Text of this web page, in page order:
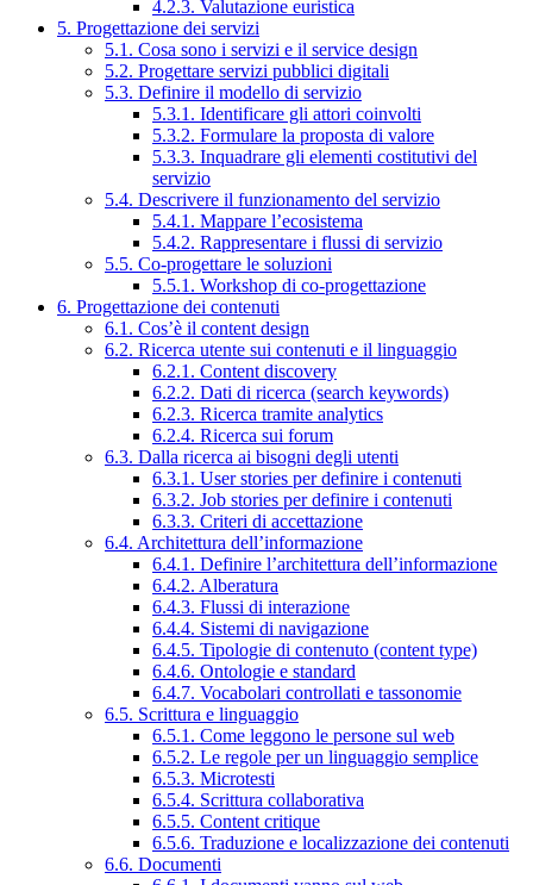
4.2.3. Valutazione euristica
5. Progettazione dei servizi
5.1. Cosa sono i servizi e il service design
5.2. Progettare servizi pubblici digitali
5.3. Definire il modello di servizio
5.3.1. Identificare gli attori coinvolti
5.3.2. Formulare la proposta di valore
5.3.3. Inquadrare gli elementi costitutivi del
servizio
5.4. Descrivere il funzionamento del servizio
5.4.1. Mappare l’ecosistema
5.4.2. Rappresentare i flussi di servizio
5.5. Co-progettare le soluzioni
5.5.1. Workshop di co-progettazione
6. Progettazione dei contenuti
6.1. Cos’è il content design
6.2. Ricerca utente sui contenuti e il linguaggio
6.2.1. Content discovery
6.2.2. Dati di ricerca (search keywords)
6.2.3. Ricerca tramite analytics
6.2.4. Ricerca sui forum
6.3. Dalla ricerca ai bisogni degli utenti
6.3.1. User stories per definire i contenuti
6.3.2. Job stories per definire i contenuti
6.3.3. Criteri di accettazione
6.4. Architettura dell’informazione
6.4.1. Definire l’architettura dell’informazione
6.4.2. Alberatura
6.4.3. Flussi di interazione
6.4.4. Sistemi di navigazione
6.4.5. Tipologie di contenuto (content type)
6.4.6. Ontologie e standard
6.4.7. Vocabolari controllati e tassonomie
6.5. Scrittura e linguaggio
6.5.1. Come leggono le persone sul web
6.5.2. Le regole per un linguaggio semplice
6.5.3. Microtesti
6.5.4. Scrittura collaborativa
6.5.5. Content critique
6.5.6. Traduzione e localizzazione dei contenuti
6.6. Documenti